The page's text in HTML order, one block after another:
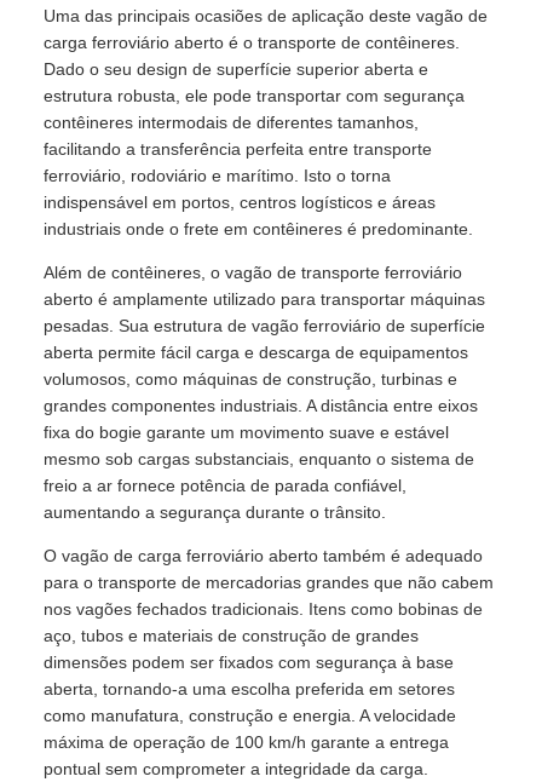
Uma das principais ocasiões de aplicação deste vagão de
carga ferroviário aberto é o transporte de contêineres.
Dado o seu design de superfície superior aberta e
estrutura robusta, ele pode transportar com segurança
contêineres intermodais de diferentes tamanhos,
facilitando a transferência perfeita entre transporte
ferroviário, rodoviário e marítimo. Isto o torna
indispensável em portos, centros logísticos e áreas
industriais onde o frete em contêineres é predominante.
Além de contêineres, o vagão de transporte ferroviário
aberto é amplamente utilizado para transportar máquinas
pesadas. Sua estrutura de vagão ferroviário de superfície
aberta permite fácil carga e descarga de equipamentos
volumosos, como máquinas de construção, turbinas e
grandes componentes industriais. A distância entre eixos
fixa do bogie garante um movimento suave e estável
mesmo sob cargas substanciais, enquanto o sistema de
freio a ar fornece potência de parada confiável,
aumentando a segurança durante o trânsito.
O vagão de carga ferroviário aberto também é adequado
para o transporte de mercadorias grandes que não cabem
nos vagões fechados tradicionais. Itens como bobinas de
aço, tubos e materiais de construção de grandes
dimensões podem ser fixados com segurança à base
aberta, tornando-a uma escolha preferida em setores
como manufatura, construção e energia. A velocidade
máxima de operação de 100 km/h garante a entrega
pontual sem comprometer a integridade da carga.